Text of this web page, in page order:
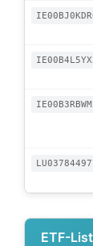
ETF-